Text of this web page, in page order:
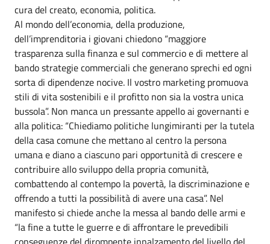
cura del creato, economia, politica.
Al mondo dell’economia, della produzione,
dell’imprenditoria i giovani chiedono “maggiore
trasparenza sulla finanza e sul commercio e di mettere al
bando strategie commerciali che generano sprechi ed ogni
sorta di dipendenze nocive. Il vostro marketing promuova
stili di vita sostenibili e il profitto non sia la vostra unica
bussola”. Non manca un pressante appello ai governanti e
alla politica: “Chiediamo politiche lungimiranti per la tutela
della casa comune che mettano al centro la persona
umana e diano a ciascuno pari opportunità di crescere e
contribuire allo sviluppo della propria comunità,
combattendo al contempo la povertà, la discriminazione e
offrendo a tutti la possibilità di avere una casa”. Nel
manifesto si chiede anche la messa al bando delle armi e
“la fine a tutte le guerre e di affrontare le prevedibili